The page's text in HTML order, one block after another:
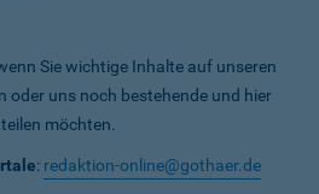
Sie wichtige Inhalte auf unseren
oder uns noch bestehende und hier
möchten.
: redaktion-online@gothaer.de